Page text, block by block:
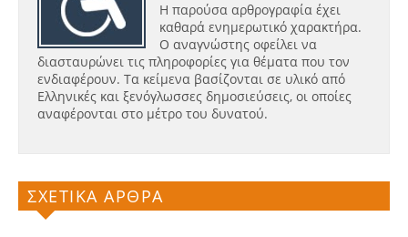
Η παρούσα αρθρογραφία έχει
καθαρά ενημερωτικό χαρακτήρα.
Ο αναγνώστης οφείλει να
διασταυρώνει τις πληροφορίες για θέματα που τον
ενδιαφέρουν. Τα κείμενα βασίζονται σε υλικό από
Ελληνικές και ξενόγλωσσες δημοσιεύσεις, οι οποίες
αναφέρονται στο μέτρο του δυνατού.
ΣΧΕΤΙΚΑ ΑΡΘΡΑ